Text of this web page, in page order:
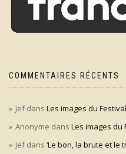
COMMENTAIRES RÉCENTS
Jefdans Les images du
Anonyme dans Les images du
Jefdans ‘Le bon, la brute et le